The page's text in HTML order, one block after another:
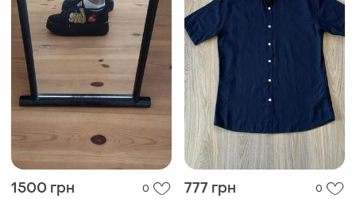
1500 грн 0 777 грн 0